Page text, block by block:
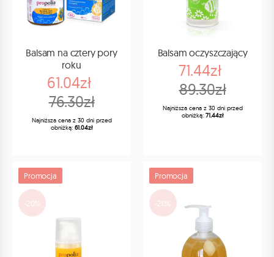
Balsam na cztery pory
roku
61.04zł
76.30zł
Najniższa cena z 30 dni przed
obniżką: 61.04zł
Balsam oczyszczający
71.44zł
89.30zł
Najniższa cena z 30 dni przed
obniżką: 71.44zł
Promocja
-20%
Promocja
-20%